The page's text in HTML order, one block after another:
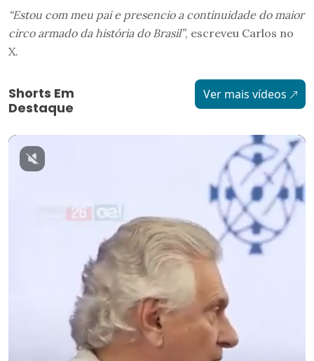
“Estou com meu pai e presencio a continuidade do maior
circo armado da história do Brasil”, escreveu Carlos no
X.
Shorts Em
Destaque
Ver mais vídeos